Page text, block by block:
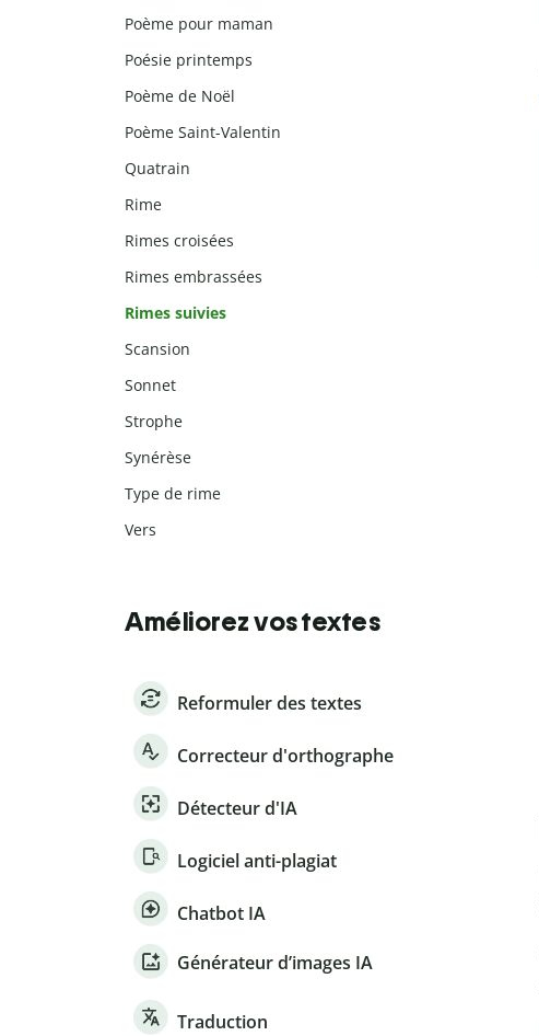
Poème pour maman
Poésie printemps
Poème de Noël
Poème Saint-Valentin
Quatrain
Rime
Rimes croisées
Rimes embrassées
Rimes suivies
Scansion
Sonnet
Strophe
Synérèse
Type de rime
Vers
Améliorez vos textes
Reformuler des textes
Correcteur d'orthographe
Détecteur d'IA
Logiciel anti-plagiat
Chatbot IA
Générateur d’images IA
Traduction